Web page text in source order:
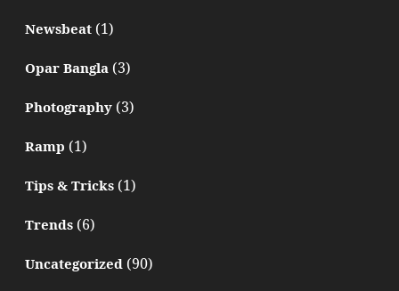
Newsbeat(1)
Opar Bangla(3)
Photography(3)
Ramp (1)
Tips & Tricks(1)
Trends(6)
Uncategorized(90)